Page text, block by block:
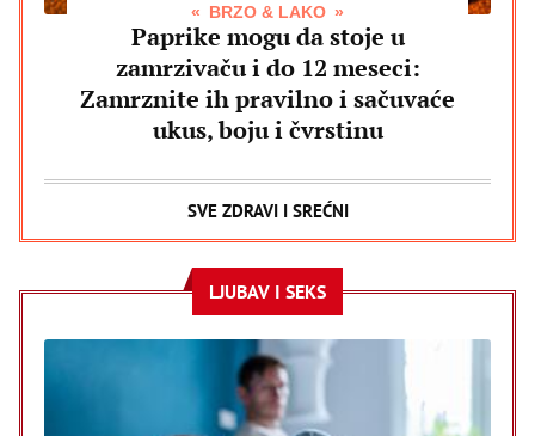
BRZO & LAKO
Paprike mogu da stoje u
zamrzivaču i do 12 meseci:
Zamrznite ih pravilno i sačuvaće
ukus, boju i čvrstinu
SVE ZDRAVI I SREĆNI
LJUBAV I SEKS